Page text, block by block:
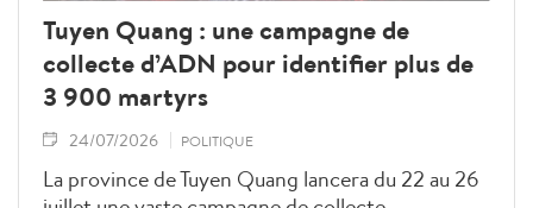
Tuyen Quang : une campagne de
collecte d’ADN pour identifier plus de
3 900 martyrs
24/07/2026 POLITIQUE
La province de Tuyen Quang lancera du 22 au 26